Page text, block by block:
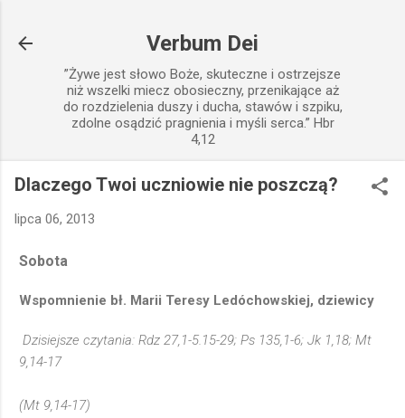
Verbum Dei
”Żywe jest słowo Boże, skuteczne i ostrzejsze
niż wszelki miecz obosieczny, przenikające aż
do rozdzielenia duszy i ducha, stawów i szpiku,
zdolne osądzić pragnienia i myśli serca.” Hbr
4,12
Dlaczego Twoi uczniowie nie poszczą?
lipca 06, 2013
Sobota
Wspomnienie bł. Marii Teresy Ledóchowskiej, dziewicy
Dzisiejsze czytania: Rdz 27,1-5.15-29; Ps 135,1-6; Jk 1,18; Mt
9,14-17
(Mt 9,14-17)